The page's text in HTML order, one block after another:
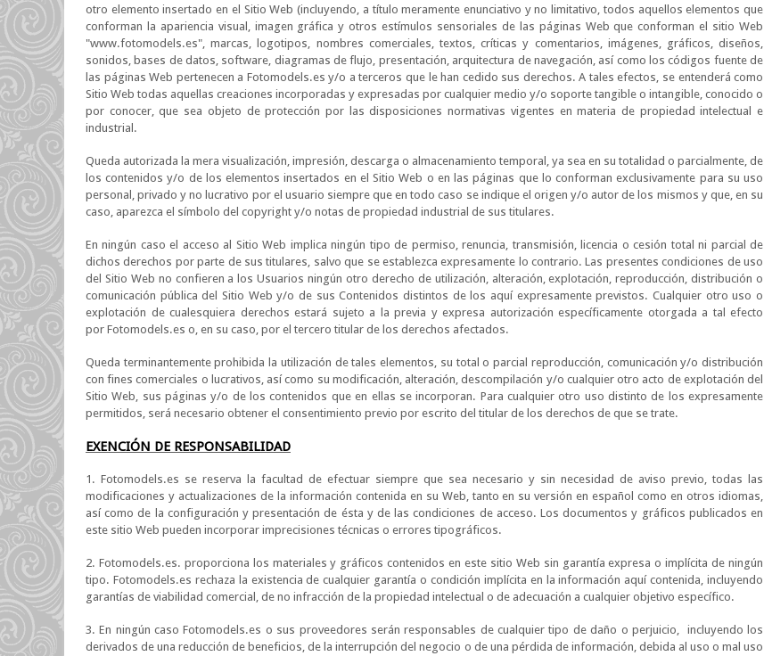
otro elemento insertado en el Sitio Web (incluyendo, a título meramente enunciativo y no limitativo, todos aquellos elementos que
conforman la apariencia visual, imagen gráfica y otros estímulos sensoriales de las páginas Web que conforman el sitio Web
"www.fotomodels.es", marcas, logotipos, nombres comerciales, textos, críticas y comentarios, imágenes, gráficos, diseños,
sonidos, bases de datos, software, diagramas de flujo, presentación, arquitectura de navegación, así como los códigos fuente de
las páginas Web pertenecen a Fotomodels.es y/o a terceros que le han cedido sus derechos. A tales efectos, se entenderá como
Sitio Web todas aquellas creaciones incorporadas y expresadas por cualquier medio y/o soporte tangible o intangible, conocido o
por conocer, que sea objeto de protección por las disposiciones normativas vigentes en materia de propiedad intelectual e
industrial.
Queda autorizada la mera visualización, impresión, descarga o almacenamiento temporal, ya sea en su totalidad o parcialmente, de
los contenidos y/o de los elementos insertados en el Sitio Web o en las páginas que lo conforman exclusivamente para su uso
personal, privado y no lucrativo por el usuario siempre que en todo caso se indique el origen y/o autor de los mismos y que, en su
caso, aparezca el símbolo del copyright y/o notas de propiedad industrial de sus titulares.
En ningún caso el acceso al Sitio Web implica ningún tipo de permiso, renuncia, transmisión, licencia o cesión total ni parcial de
dichos derechos por parte de sus titulares, salvo que se establezca expresamente lo contrario. Las presentes condiciones de uso
del Sitio Web no confieren a los Usuarios ningún otro derecho de utilización, alteración, explotación, reproducción, distribución o
comunicación pública del Sitio Web y/o de sus Contenidos distintos de los aquí expresamente previstos. Cualquier otro uso o
explotación de cualesquiera derechos estará sujeto a la previa y expresa autorización específicamente otorgada a tal efecto
por Fotomodels.es o, en su caso, por el tercero titular de los derechos afectados.
Queda terminantemente prohibida la utilización de tales elementos, su total o parcial reproducción, comunicación y/o distribución
con fines comerciales o lucrativos, así como su modificación, alteración, descompilación y/o cualquier otro acto de explotación del
Sitio Web, sus páginas y/o de los contenidos que en ellas se incorporan. Para cualquier otro uso distinto de los expresamente
permitidos, será necesario obtener el consentimiento previo por escrito del titular de los derechos de que se trate.
EXENCIÓN DE RESPONSABILIDAD
1. Fotomodels.es se reserva la facultad de efectuar siempre que sea necesario y sin necesidad de aviso previo, todas las
modificaciones y actualizaciones de la información contenida en su Web, tanto en su versión en español como en otros idiomas,
así como de la configuración y presentación de ésta y de las condiciones de acceso. Los documentos y gráficos publicados en
este sitio Web pueden incorporar imprecisiones técnicas o errores tipográficos.
2. Fotomodels.es. proporciona los materiales y gráficos contenidos en este sitio Web sin garantía expresa o implícita de ningún
tipo. Fotomodels.es rechaza la existencia de cualquier garantía o condición implícita en la información aquí contenida, incluyendo
garantías de viabilidad comercial, de no infracción de la propiedad intelectual o de adecuación a cualquier objetivo específico.
3. En ningún caso Fotomodels.es o sus proveedores serán responsables de cualquier tipo de daño o perjuicio, incluyendo los
derivados de una reducción de beneficios, de la interrupción del negocio o de una pérdida de información, debida al uso o mal uso